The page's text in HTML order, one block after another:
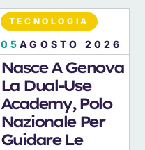
TECNOLOGIA
05AGOSTO 2026
Nasce A Genova
La Dual-Use
Academy, Polo
Nazionale Per
Guidare Le